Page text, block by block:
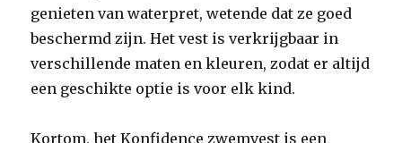
genieten van waterpret, wetende dat ze goed
beschermd zijn. Het vest is verkrijgbaar in
verschillende maten en kleuren, zodat er altijd
een geschikte optie is voor elk kind.
Kortom, het Konfidence zwemvest is een